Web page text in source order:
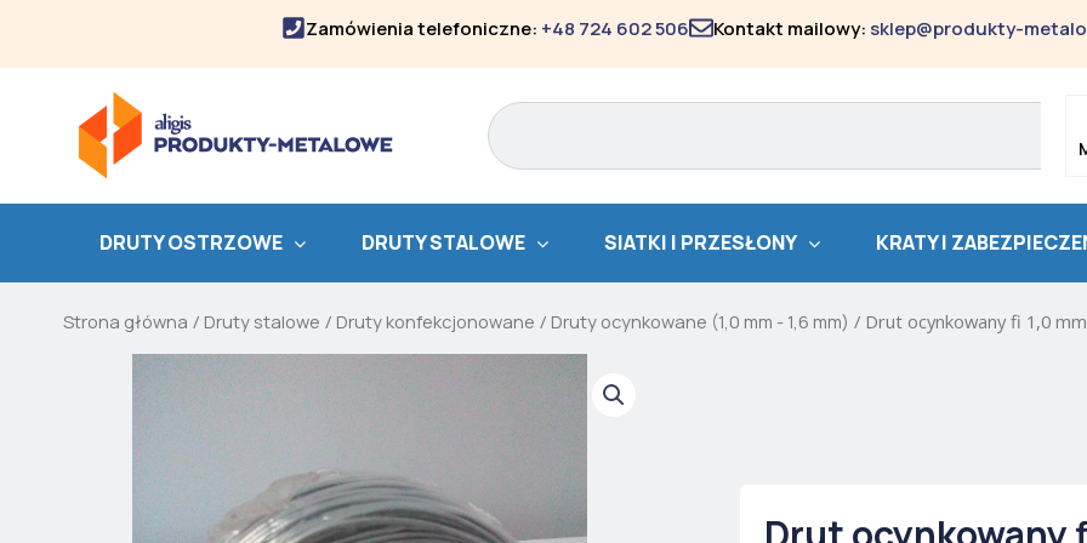
Zamówienia telefoniczne: +48 724 602 506 Kontakt mailowy: sklep@produkty-
Search
DRUTY OSTRZOWE DRUTY STALOWE SIATKI I PRZESŁONY KRATY I
Strona główna / Druty stalowe / Druty konfekcjonowane / Druty ocynkowane (1,0 mm - 1,6 mm) / Drut ocynkowany fi 1,0